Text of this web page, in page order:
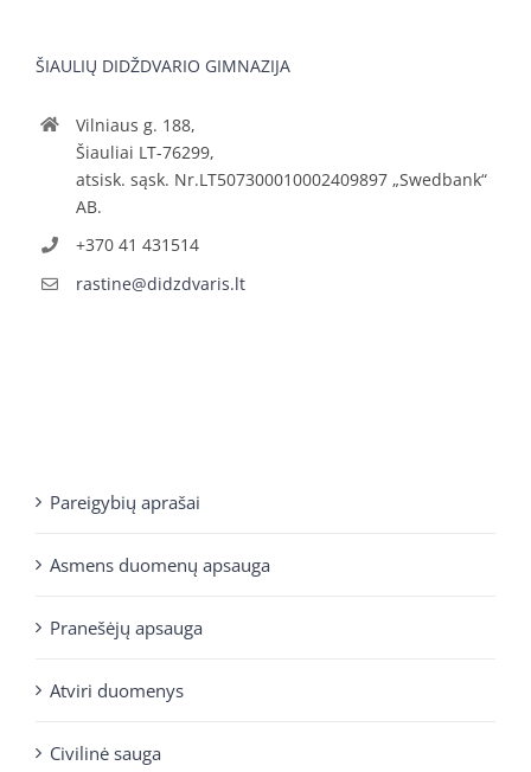
ŠIAULIŲ DIDŽDVARIO GIMNAZIJA
Vilniaus g. 188,
Šiauliai LT-76299,
atsisk. sąsk. Nr.LT507300010002409897 „Swedbank“
AB.
+370 41 431514
rastine@didzdvaris.lt
Pareigybių aprašai
Asmens duomenų apsauga
Pranešėjų apsauga
Atviri duomenys
Civilinė sauga